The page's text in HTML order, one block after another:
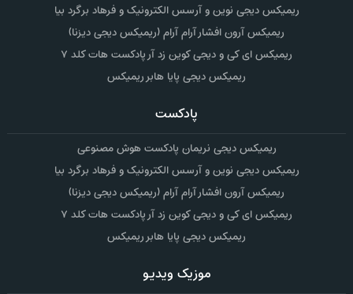
ریمیکس دیجی نوین و آرسس الکترونیک و فرهاد برگرد بیا
ریمیکس آرون افشار آرام آرام (ریمیکس دیجی دیزنا)
ریمیکس ای کی و دیجی کوین زد آر پادکست هات کلد ۷
ریمیکس دیجی پایا هابر ریمیکس
پادکست
ریمیکس دیجی نریمان پادکست هوش مصنوعی
ریمیکس دیجی نوین و آرسس الکترونیک و فرهاد برگرد بیا
ریمیکس آرون افشار آرام آرام (ریمیکس دیجی دیزنا)
ریمیکس ای کی و دیجی کوین زد آر پادکست هات کلد ۷
ریمیکس دیجی پایا هابر ریمیکس
موزیک ویدیو